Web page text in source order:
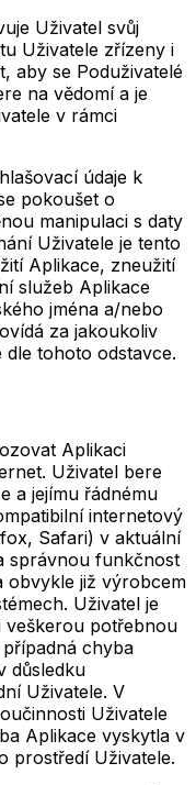
Uživatel svůj
Uživatele zřízeny i
aby se Poduživatelé
na vědomí a je
v rámci
údaje k
pokoušet o
manipulaci s daty
Uživatele je tento
Aplikace, zneužití
služeb Aplikace
jména a/nebo
za jakoukoliv
tohoto odstavce.
Aplikaci
Uživatel bere
a jejímu řádnému
internetový
Safari) v aktuální
správnou funkčnost
obvykle již výrobcem
Uživatel je
potřebnou
chyba
důsledku
Uživatele. V
Uživatele
Aplikace vyskytla v
prostředí Uživatele.